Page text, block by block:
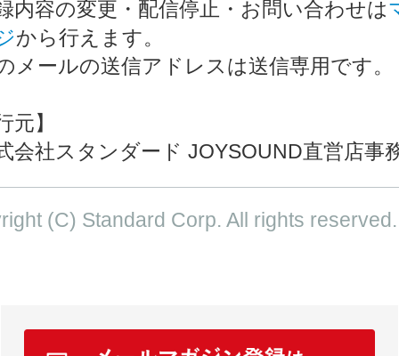
内容の変更・配信停止・お問い合わせは
から行えます。
メールの送信アドレスは送信専用です。
元】
社スタンダード JOYSOUND直営店事
(C) Standard Corp. All rights reserved.